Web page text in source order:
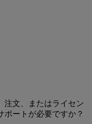
注文、またはライセン
ポートが必要ですか？